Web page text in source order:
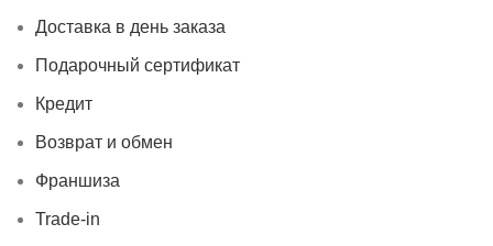
Доставка в день заказа
Подарочный сертификат
Кредит
Возврат и обмен
Франшиза
Trade-in